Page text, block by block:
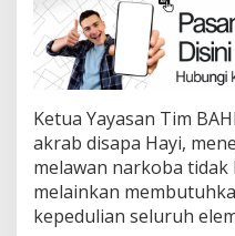
Ketua Yayasan Tim
akrab disapa Hayi,
melawan narkoba
melainkan
kepedulian seluruh